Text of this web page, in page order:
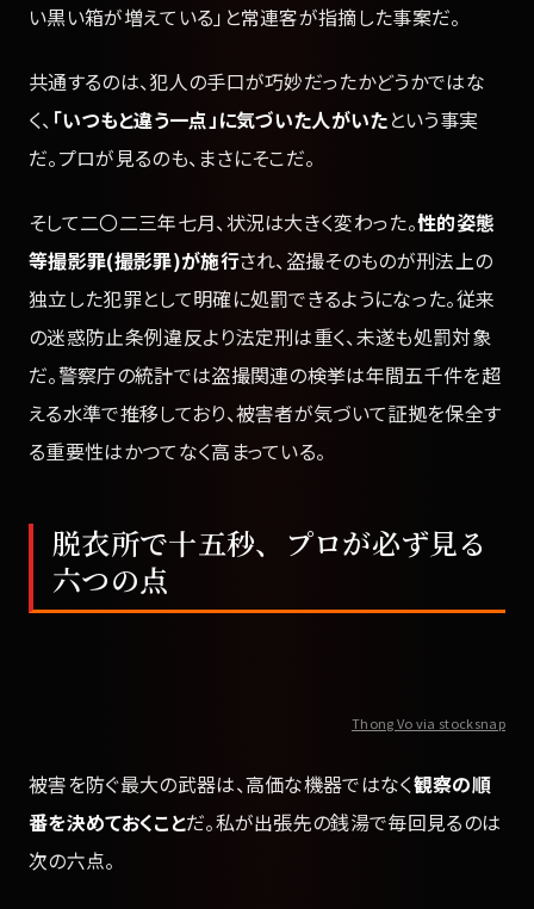
い黒い箱が増えている」と常連客が指摘した事案だ。
共通するのは、犯人の手口が巧妙だったかどうかではな
く、 「いつもと違う一点」に気づいた人がいたという事実
だ。プロが見るのも、まさにそこだ。
そして二〇二三年七月、状況は大きく変わった。性的姿態
等撮影罪(撮影罪)が施行され、盗撮そのものが刑法上の
独立した犯罪として明確に処罰できるようになった。従来
の迷惑防止条例違反より法定刑は重く、未遂も処罰対象
だ。警察庁の統計では盗撮関連の検挙は年間五千件を超
える水準で推移しており、被害者が気づいて証拠を保全す
る重要性はかつてなく高まっている。
脱衣所で十五秒、プロが必ず見る
六つの点
Thong Vo via stocksnap
被害を防ぐ最大の武器は、高価な機器ではなく観察の順
番を決めておくことだ。私が出張先の銭湯で毎回見るのは
次の六点。